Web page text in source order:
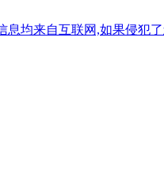
息均来自互联网,如果侵犯